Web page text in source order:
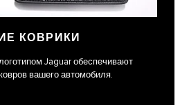
КОВРИКИ
Jaguar обеспечивают
вашего автомобиля.